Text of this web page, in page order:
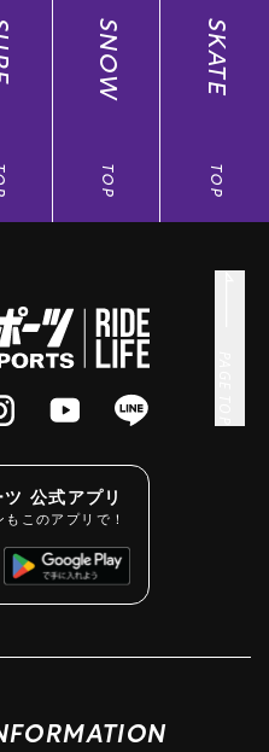
SNOW
TOP
SKATE
TOP
公式アプリ
このアプリで！